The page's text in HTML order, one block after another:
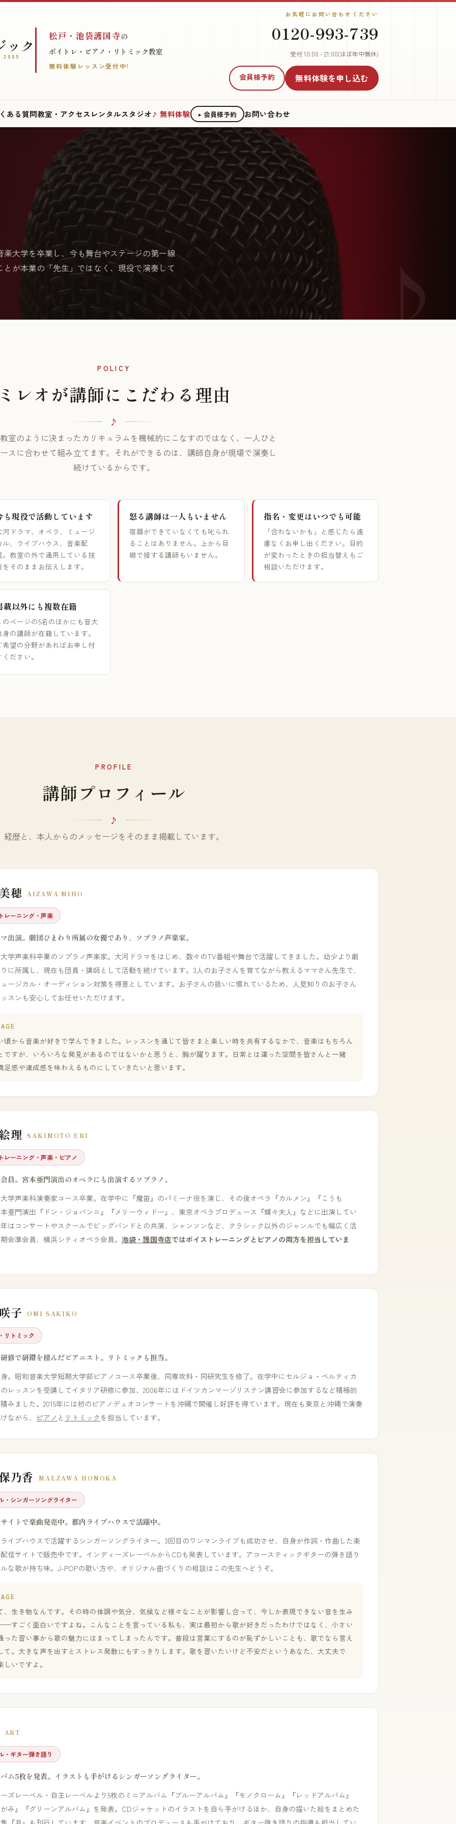
ック
松戸・池袋護国寺の
ボイトレ・ピアノ・リトミック教室
無料体験レッスン受付中!
お気軽にお問い合わせください
0120-993-739
受付 10:00 - 21:00(ほぼ年中無休)
会員様予約 無料体験を申し込む
ある質問教室・アクセス レンタルスタジオ 無料体験 会員様予約 お問い合わせ
大学を卒業し、今も舞台やステージの第一線
が本業の「先生」ではなく、現役で演奏して
POLICY
レオが講師にこだわる理由
室のように決まったカリキュラムを機械的にこなすのではなく、一人ひと
スに合わせて組み立てます。それができるのは、講師自身が現場で演奏し
続けているからです。
も現役で活動しています
河ドラマ、オペラ、ミュージ
ル、ライブハウス、音楽配
。教室の外で通用している技
をそのままお伝えします。
怒る講師は一人もいません
宿題ができていなくても叱られ
ることはありません。上から目
線で接する講師もいません。
指名・変更はいつでも可能
「合わないかも」と感じたら遠
慮なくお申し出ください。目的
が変わったときの担当替えもご
相談いただけます。
載以外にも複数在籍
のページの5名のほかにも音大
身の講師が在籍しています。
希望の分野があればお申し付
ださい。
PROFILE
講師プロフィール
経歴と、本人からのメッセージをそのまま掲載しています。
穂 AIZAWA MIHO
レーニング・声楽
出演。劇団ひまわり所属の女優であり、ソプラノ声楽家。
学声楽科卒業のソプラノ声楽家。大河ドラマをはじめ、数々のTV番組や舞台で活躍してきました。幼少より劇
に所属し、現在も団員・講師として活動を続けています。3人のお子さんを育てながら教えるママさん先生で、
ージカル・オーディション対策を得意としています。お子さんの扱いに慣れているため、人見知りのお子さん
スンも安心してお任せいただけます。
頃から音楽が好きで学んできました。レッスンを通じて皆さまと楽しい時を共有するなかで、音楽はもちろん
ですが、いろいろな発見があるのではないかと思うと、胸が躍ります。日常とは違った空間を皆さんと一緒
足感や達成感を味わえるものにしていきたいと思います。
理 SAKIMOTO ERI
レーニング・声楽・ピアノ
員。宮本亜門演出のオペラにも出演するソプラノ。
学声楽科演奏家コース卒業。在学中に『魔笛』のパミーナ役を演じ、その後オペラ『カルメン』『こうも
亜門演出『ドン・ジョバンニ』『メリーウィドー』、東京オペラプロデュース『蝶々夫人』などに出演してい
はコンサートやスクールでビッグバンドとの共演、シャンソンなど、クラシック以外のジャンルでも幅広く活
会準会員、横浜シティオペラ会員。 池袋・護国寺店ではボイストレーニングとピアノの両方を担当していま
子 OMI SAKIKO
リトミック
修で研鑽を積んだピアニスト。リトミックも担当。
。昭和音楽大学短期大学部ピアノコース卒業後、同専攻科・同研究生を修了。在学中にセルジョ・ペルティカ
レッスンを受講してイタリア研修に参加、2006年にはドイツカンマーゾリステン講習会に参加するなど積極的
みました。2015年には初のピアノデュオコンサートを沖縄で開催し好評を得ています。現在も東京と沖縄で演奏
ながら、
ピアノ と リトミックを担当しています。
乃香 MAEZAWA HONOKA
・シンガーソングライター
イトで楽曲発売中。都内ライブハウスで活躍中。
イブハウスで活躍するシンガーソングライター。3回目のワンマンライブも成功させ、自身が作詞・作曲した楽
信サイトで販売中です。インディーズレーベルからCDも発表しています。アコースティックギターの弾き語り
な歌が持ち味。J-POPの歌い方や、オリジナル曲づくりの相談はこの先生へどうぞ。
、生き物なんです。その時の体調や気分、気候など様々なことが影響し合って、今しか表現できない音を生み
すごく面白いですよね。こんなことを言っている私も、実は最初から歌が好きだったわけではなく、小さい
った習い事から歌の魅力にはまってしまったんです。普段は言葉にするのが恥ずかしいことも、歌でなら言え
て。大きな声を出すとストレス発散にもすっきりします。歌を習いたいけど不安だというあなた、大丈夫で
しいですよ。
ART
・ギター弾き語り
ム5枚を発表。イラストも手がけるシンガーソングライター。
ズレーベル・自主レーベルより5枚のミニアルバム『ブルーアルバム』『モノクローム』『レッドアルバム』
み』『グリーンアルバム』を発表。CDジャケットのイラストを自ら手がけるほか、自身の描いた絵をまとめた